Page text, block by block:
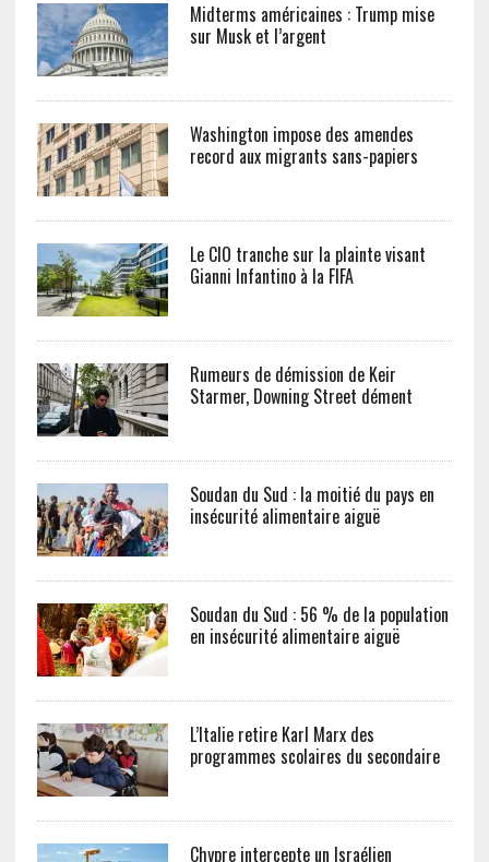
Midterms américaines : Trump mise
sur Musk et l’argent
Washington impose des amendes
record aux migrants sans-papiers
Le CIO tranche sur la plainte visant
Gianni Infantino à la FIFA
Rumeurs de démission de Keir
Starmer, Downing Street dément
Soudan du Sud : la moitié du pays en
insécurité alimentaire aiguë
Soudan du Sud : 56 % de la population
en insécurité alimentaire aiguë
L’Italie retire Karl Marx des
programmes scolaires du secondaire
Chypre intercepte un Israélien